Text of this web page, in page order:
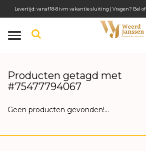
Toggle
Levertijd: vanaf 18-8 ivm vakantie sluiting | Vragen? Bel of
Producten getagd met
#75477794067
Geen producten gevonden!...